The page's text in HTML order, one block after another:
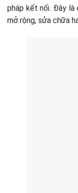
pháp kết nối. Đây
mở rộng, sửa chữa